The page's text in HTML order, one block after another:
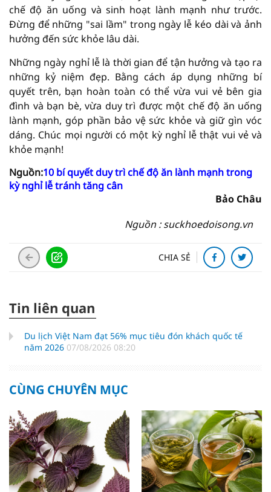
chế độ ăn uống và sinh hoạt lành mạnh như trước.
Đừng để những "sai lầm" trong ngày lễ kéo dài và ảnh
hưởng đến sức khỏe lâu dài.
Những ngày nghỉ lễ là thời gian để tận hưởng và tạo ra
những kỷ niệm đẹp. Bằng cách áp dụng những bí
quyết trên, bạn hoàn toàn có thể vừa vui vẻ bên gia
đình và bạn bè, vừa duy trì được một chế độ ăn uống
lành mạnh, góp phần bảo vệ sức khỏe và giữ gìn vóc
dáng. Chúc mọi người có một kỳ nghỉ lễ thật vui vẻ và
khỏe mạnh!
Nguồn:10 bí quyết duy trì chế độ ăn lành mạnh trong
kỳ nghỉ lễ tránh tăng cân
Bảo Châu
Nguồn : suckhoedoisong.vn
CHIA SẺ
Tin liên quan
Du lịch Việt Nam đạt 56% mục tiêu đón khách quốc tế
năm 2026 07/08/2026 08:20
CÙNG CHUYÊN MỤC